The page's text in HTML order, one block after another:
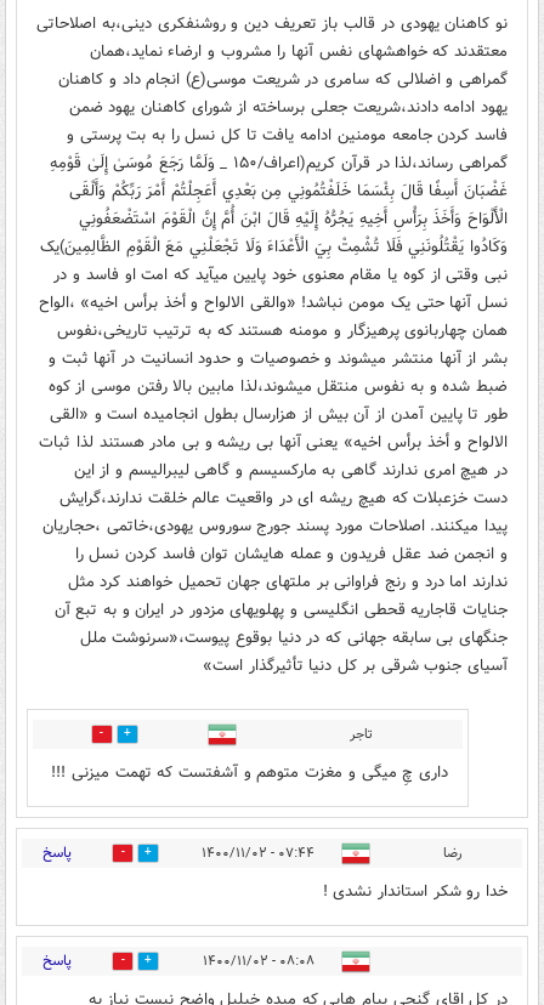
نو کاهنان یهودی در قالب باز تعریف دین و روشنفکری دینی،به اصلاحاتی
معتقدند که خواهشهای نفس آنها را مشروب و ارضاء نماید،همان
گمراهی و اضلالی که سامری در شریعت موسی(ع) انجام داد و کاهنان
یهود ادامه دادند،شریعت جعلی برساخته از شورای کاهنان یهود ضمن
فاسد کردن جامعه مومنین ادامه یافت تا کل نسل را به بت پرستی و
گمراهی رساند،لذا در قرآن کریم(اعراف/۱۵۰ _ وَلَمَّا رَجَعَ مُوسَىٰ إِلَىٰ قَوْمِهِ
غَضْبَانَ أَسِفًا قَالَ بِئْسَمَا خَلَفْتُمُونِي مِن بَعْدِي أَعَجِلْتُمْ أَمْرَ رَبِّكُمْ وَأَلْقَى
الْأَلْوَاحَ وَأَخَذَ بِرَأْسِ أَخِيهِ يَجُرُّهُ إِلَيْهِ قَالَ ابْنَ أُمَّ إِنَّ الْقَوْمَ اسْتَضْعَفُونِي
وَكَادُوا يَقْتُلُونَنِي فَلَا تُشْمِتْ بِيَ الْأَعْدَاءَ وَلَا تَجْعَلْنِي مَعَ الْقَوْمِ الظَّالِمِينَ)یک
نبی وقتی از کوه یا مقام معنوی خود پایین میآید که امت او فاسد و در
نسل آنها حتی یک مومن نباشد! «والقی الالواح و أخذ برأس اخیه» ،الواح
همان چهاربانوی پرهیزگار و مومنه هستند که به ترتیب تاریخی،نفوس
بشر از آنها منتشر میشوند و خصوصیات و حدود انسانیت در آنها ثبت و
ضبط شده و به نفوس منتقل میشوند،لذا مابین بالا رفتن موسی از کوه
طور تا پایین آمدن از آن بیش از هزارسال بطول انجامیده است و «القی
الالواح و أخذ برأس اخیه» یعنی آنها بی ریشه و بی مادر هستند لذا ثبات
در هیچ امری ندارند گاهی به مارکسیسم و گاهی لیبرالیسم و از این
دست خزعبلات که هیچ ریشه ای در واقعیت عالم خلقت ندارند،گرایش
پیدا میکنند. اصلاحات مورد پسند جورج سوروس یهودی،خاتمی ،حجاریان
و انجمن ضد عقل فریدون و عمله هایشان توان فاسد کردن نسل را
ندارند اما درد و رنج فراوانی بر ملتهای جهان تحمیل خواهند کرد مثل
جنایات قاجاریه قحطی انگلیسی و پهلویهای مزدور در ایران و به تبع آن
جنگهای بی سابقه جهانی که در دنیا بوقوع پیوست،«سرنوشت ملل
آسیای جنوب شرقی بر کل دنیا تأثیرگذار است»
تاجر 0
داری چِ میگی و مغزت متوهم و آشفتست که تهمت میزنی !!!
رضا ۰۷:۴۴ - ۱۴۰۰/۱۱/۰۲ 2 پاسخ
خدا رو شكر استاندار نشدى !
۰۸:۰۸ - ۱۴۰۰/۱۱/۰۲ 1 پاسخ